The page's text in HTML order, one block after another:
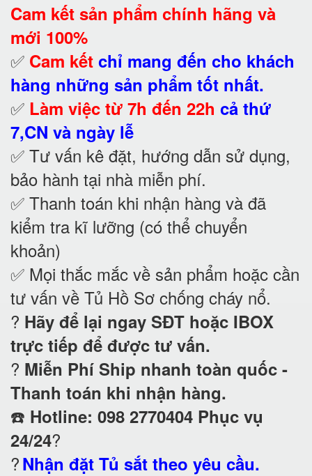
Cam kết sản phẩm chính hãng và
mới 100%
✅ Cam kết chỉ mang đến cho khách
hàng những sản phẩm tốt nhất.
✅ Làm việc từ 7h đến 22h cả thứ
7,CN và ngày lễ
✅ Tư vấn kê đặt, hướng dẫn sử dụng,
bảo hành tại nhà miễn phí.
✅ Thanh toán khi nhận hàng và đã
kiểm tra kĩ lưỡng (có thể chuyển
khoản)
✅ Mọi thắc mắc về sản phẩm hoặc cần
tư vấn về Tủ Hồ Sơ chống cháy nổ.
? Hãy để lại ngay SĐT hoặc IBOX
trực tiếp để được tư vấn.
? Miễn Phí Ship nhanh toàn quốc -
Thanh toán khi nhận hàng.
☎️ Hotline: 098 2770404 Phục vụ
24/24?
?Nhận đặt Tủ sắt theo yêu cầu.